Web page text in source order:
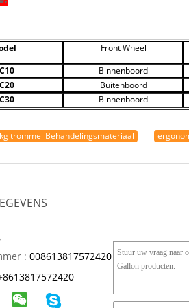
Front Wheel
Binnenboord
Buitenboord
Binnenboord
trommel Behandelingsmateriaal
: 008613817572420
8613817572420